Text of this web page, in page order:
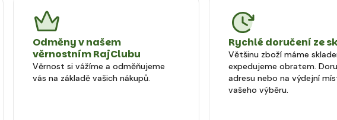
Odměny v našem
věrnostním RajClubu
Věrnost si vážíme a odměňujeme
vás na základě vašich nákupů.
Rychlé doručení ze
Většinu zboží máme
expedujeme obratem.
adresu nebo na výdejní
vašeho výběru.